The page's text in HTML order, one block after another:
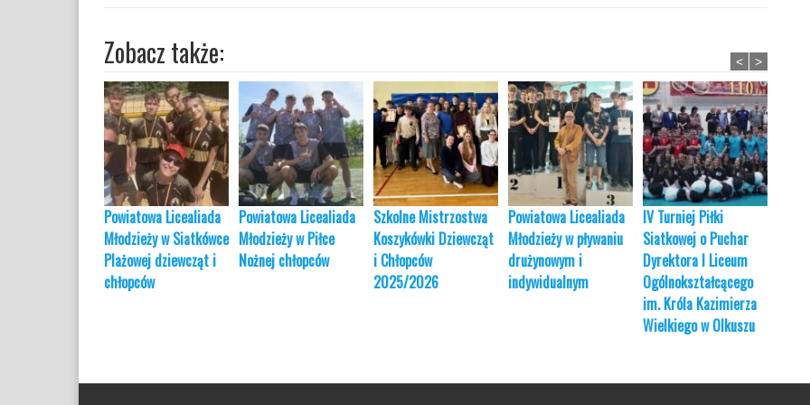
Zobacz także:
Powiatowa Licealiada
Młodzieży w Siatkówce
Plażowej dziewcząt i
chłopców
Powiatowa Licealiada
Młodzieży w Piłce
Nożnej chłopców
Szkolne Mistrzostwa
Koszykówki Dziewcząt
i Chłopców
2025/2026
Powiatowa Licealiada
Młodzieży w pływaniu
drużynowym i
indywidualnym
IV Turniej Piłki
Siatkowej o Puchar
Dyrektora I Liceum
Ogólnokształcącego
im. Króla Kazimierza
Wielkiego w Olkuszu
< >